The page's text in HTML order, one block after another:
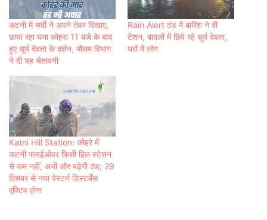
कटनी में सर्दी ने अपने तेवर दिखाए,
छाया रहा घना कोहरा 11 बजे के बाद
हुए सूर्य देवता के दर्शन, मौसम विभाग
ने दी यह चेतावनी
Rain Alert ठंड में बारिश ने दी
टेंशन, बादलों में छिपे रहे सूर्य देवता,
घरों में लोग
Katni Hill Station: कोहरे में
कटनी फ्लाईओवर कि‍सी हि‍ल स्‍टेशन
से कम नहीं, अभी और बढ़ेगी ठंड; 29
दिसंबर से नया वेस्टर्न डिस्टर्बेंस
एक्टिव होगा